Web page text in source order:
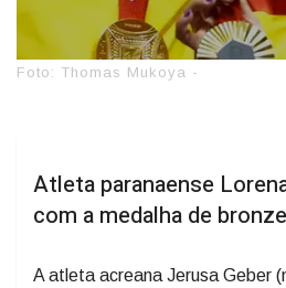
Foto: Thomas Mukoya -
Atleta paranaense
com a medalha de bronze
A atleta acreana Jerusa Geber